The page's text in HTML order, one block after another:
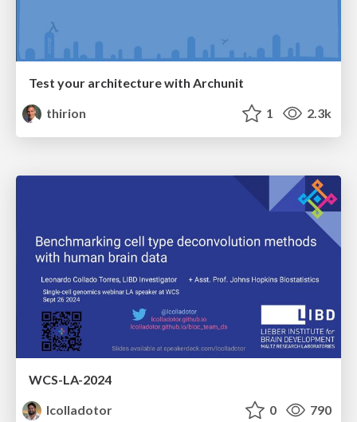
Test your architecture with Archunit
thirion
1 2.3k
WCS-LA-2024
lcolladotor
0 790